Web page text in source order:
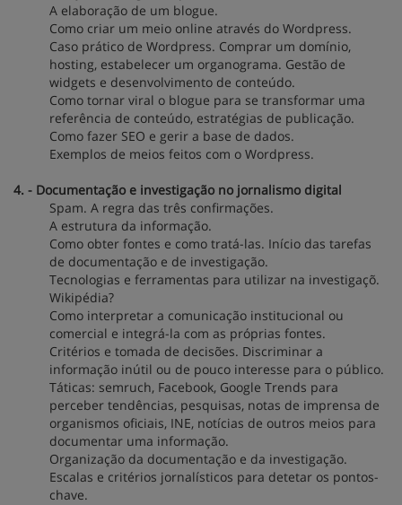
A elaboração de um blogue.
Como criar um meio online através do Wordpress.
Caso prático de Wordpress. Comprar um domínio,
hosting, estabelecer um organograma. Gestão de
widgets e desenvolvimento de conteúdo.
Como tornar viral o blogue para se transformar uma
referência de conteúdo, estratégias de publicação.
Como fazer SEO e gerir a base de dados.
Exemplos de meios feitos com o Wordpress.
4. - Documentação e investigação no jornalismo digital
Spam. A regra das três confirmações.
A estrutura da informação.
Como obter fontes e como tratá-las. Início das tarefas
de documentação e de investigação.
Tecnologias e ferramentas para utilizar na investigaçõ.
Wikipédia?
Como interpretar a comunicação institucional ou
comercial e integrá-la com as próprias fontes.
Critérios e tomada de decisões. Discriminar a
informação inútil ou de pouco interesse para o público.
Táticas: semruch, Facebook, Google Trends para
perceber tendências, pesquisas, notas de imprensa de
organismos oficiais, INE, notícias de outros meios para
documentar uma informação.
Organização da documentação e da investigação.
Escalas e critérios jornalísticos para detetar os pontos-
chave.